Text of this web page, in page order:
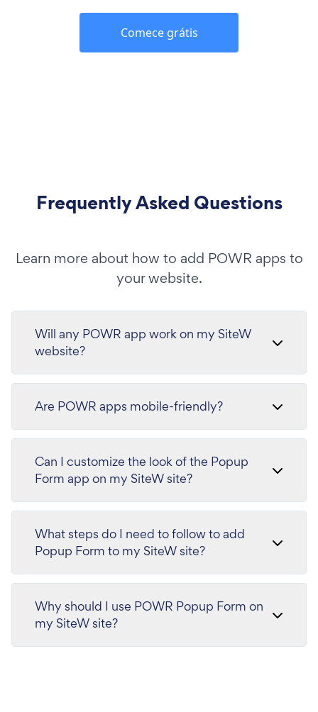
Comece grátis
Frequently Asked Questions
Learn more about how to add POWR apps to
your website.
Will any POWR app work on my SiteW
website?
Are POWR apps mobile-friendly?
Can I customize the look of the Popup
Form app on my SiteW site?
What steps do I need to follow to add
Popup Form to my SiteW site?
Why should I use POWR Popup Form on
my SiteW site?